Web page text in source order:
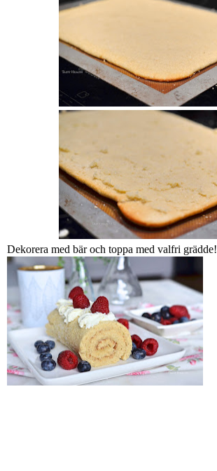
Dekorera med bär och toppa med valfri grädde!